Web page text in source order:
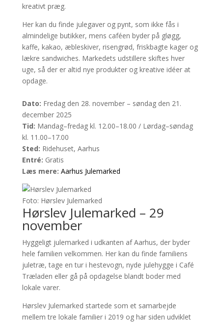
kreativt præg.
Her kan du finde julegaver og pynt, som ikke fås i
almindelige butikker, mens caféen byder på gløgg,
kaffe, kakao, æbleskiver, risengrød, friskbagte kager og
lækre sandwiches. Markedets udstillere skiftes hver
uge, så der er altid nye produkter og kreative idéer at
opdage.
Dato: Fredag den 28. november – søndag den 21.
december 2025
Tid: Mandag–fredag kl. 12.00–18.00 / Lørdag–søndag
kl. 11.00–17.00
Sted: Ridehuset, Aarhus
Entré: Gratis
Læs mere: Aarhus Julemarked
Foto: Hørslev Julemarked
Hørslev Julemarked – 29
november
Hyggeligt julemarked i udkanten af Aarhus, der byder
hele familien velkommen. Her kan du finde familiens
juletræ, tage en tur i hestevogn, nyde julehygge i Café
Træladen eller gå på opdagelse blandt boder med
lokale varer.
Hørslev Julemarked startede som et samarbejde
mellem tre lokale familier i 2019 og har siden udviklet